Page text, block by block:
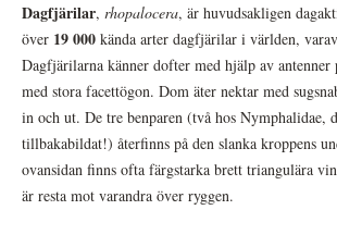
Dagfjärilar, rhopalocera, är huvudsakligen
över 19 000 kända arter dagfjärilar i världen,
Dagfjärilarna känner dofter med hjälp av antenner
med stora facettögon. Dom äter nektar med
in och ut. De tre benparen (två hos Nymphalidae,
tillbakabildat!) återfinns på den slanka kroppens
ovansidan finns ofta färgstarka brett triangulära
är resta mot varandra över ryggen.